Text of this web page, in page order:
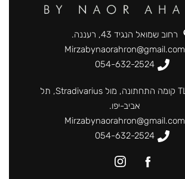
רחוב שמואל הנגיד 43, רעננה.
Mirzabynaorahron@gmail.com
054-632-2524
קניון TLV קומה התחתונה, מול Stradivarius, תל
אביב-יפו.
Mirzabynaorahron@gmail.com
054-632-2524